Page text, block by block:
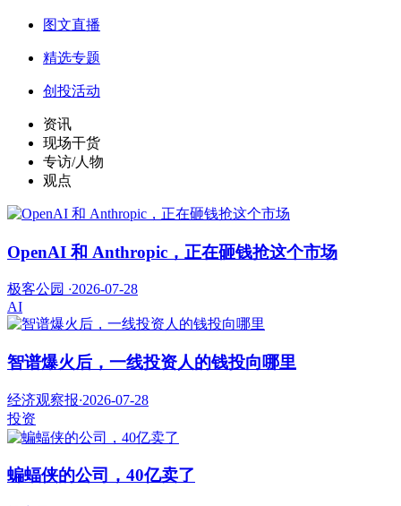
图文直播
精选专题
创投活动
资讯
现场干货
专访/人物
观点
OpenAI 和 Anthropic，正在砸钱抢这个市场
极客公园 ·2026-07-28
AI
智谱爆火后，一线投资人的钱投向哪里
经济观察报·2026-07-28
投资
蝙蝠侠的公司，40亿卖了